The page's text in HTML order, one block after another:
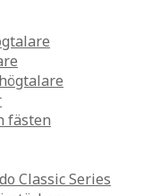
fästen
Classic Series